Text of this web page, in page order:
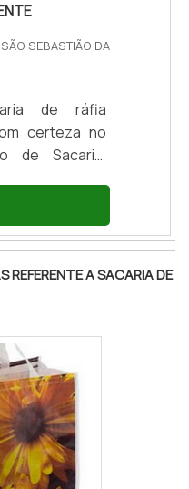
SEBASTIÃO DA
de ráfia
certeza no
de Sacaria.
a
da área de
DE RÁFIA
na internet
uma
encontrar
valvulada,
melhor em
trocar o foco
deve-
empresas
serviços que
REFERENTE A SACARIA DE